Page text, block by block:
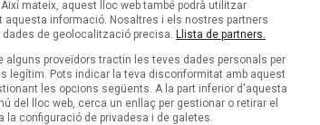
malo" "Posidònia"
Pep Álvarez amb Joan Muntaner
(Xanguito)
Així mateix, aquest lloc web també podrà utilitzar
aquesta informació. Nosaltres i els nostres partners
de geolocalització precisa. Llista de partners.
alguns proveïdors tractin les teves dades personals per
legítim. Pots indicar la teva disconformitat amb aquest
les opcions següents. A la part inferior d'aquesta
del lloc web, cerca un enllaç per gestionar o retirar el
la configuració de privadesa i de galetes.